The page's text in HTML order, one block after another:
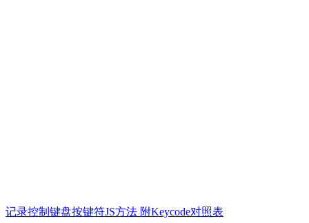
记录控制键盘按键符JS方法 附Keycode对照表